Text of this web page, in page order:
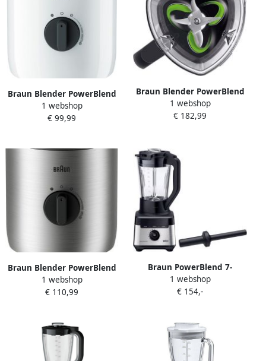
Braun Blender PowerBlend
3 JB 3150 WH 800W traploos
regelbaar 1 5 L glazen kan
1 webshop
€ 99,99
Braun Blender PowerBlend
9 JB 9040 BK 1600W high-
performance blender 18
1 webshop
€ 182,99
Braun Blender PowerBlend
3 JB 3272 SI 800W traploos
regelbaar 1 5 L glazen kan
vaatwasmachinebestendig
1 webshop
€ 110,99
Braun PowerBlend 7-
JB7550BK Power Blender
1400 W Zwart
1 webshop
€ 154,-